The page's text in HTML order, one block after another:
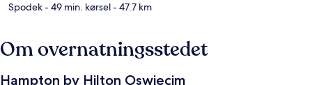
Spodek- 49 min. kørsel- 47.7 km
Om overnatningsstedet
Hampton by Hilton Oswiecim